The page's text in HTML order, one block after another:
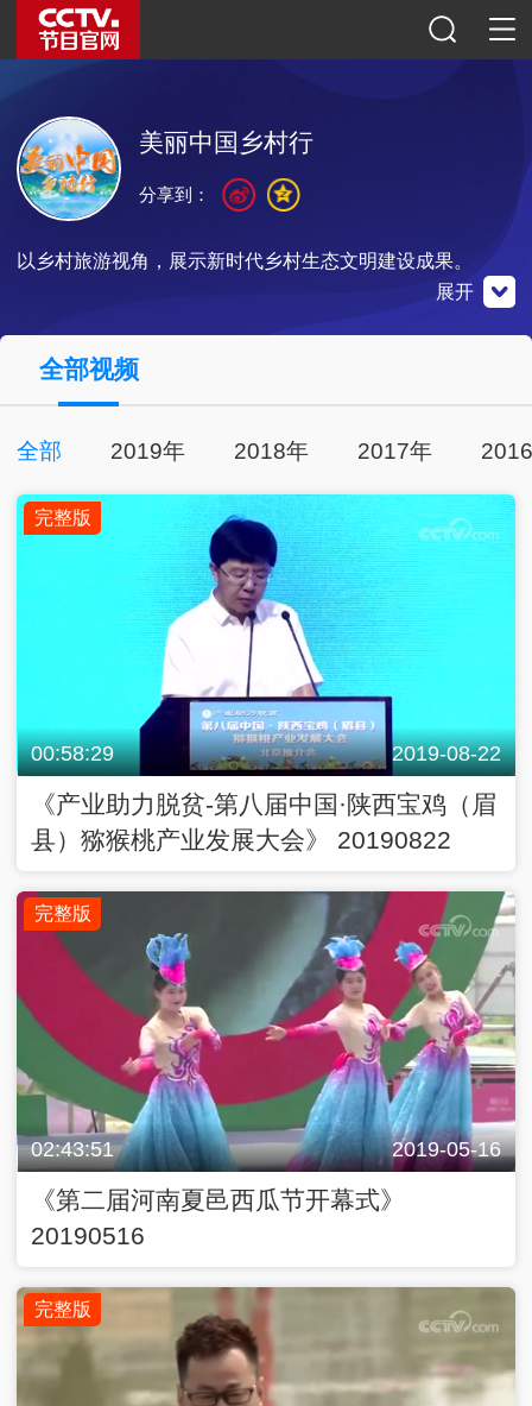
美丽中国乡村行
以乡村旅游视角，展示新时代乡村生态文明建设成果。
央视频
扫一扫下载
展开
分享到：
全部视频
全部 2019年 2018年 2017年
完整版
00:58:29 2019-08-22
《产业助力脱贫-第八届中国·陕西宝鸡（眉
县）猕猴桃产业发展大会》 20190822
完整版
02:43:51 2019-05-16
《第二届河南夏邑西瓜节开幕式》
20190516
完整版